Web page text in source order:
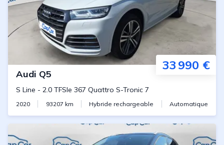
33 990 €
Audi Q5
S Line - 2.0 TFSIe 367 Quattro S-Tronic 7
2020 93207 km Hybride rechargeable Automatique